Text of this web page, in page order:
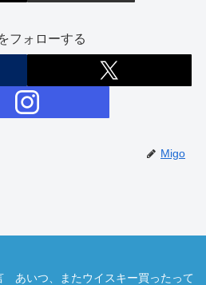
フォローする
Migo
あいつ、またウイスキー買ったって